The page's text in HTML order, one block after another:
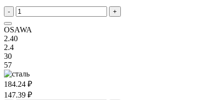
- +
OSAWA
2.40
2.4
30
57
184.24 ₽
147.39 ₽